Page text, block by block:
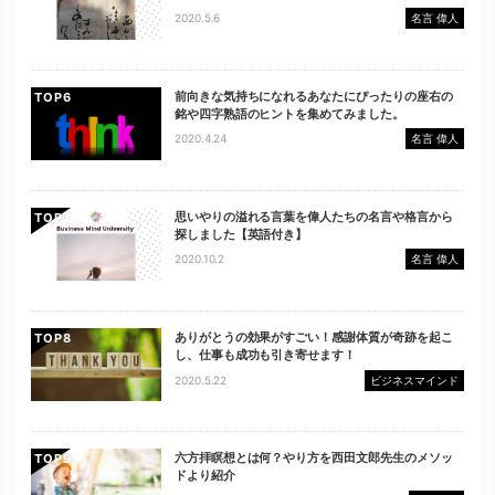
2020.5.6 名言 偉人
TOP
前向きな気持ちになれるあなたにぴったりの座右の
銘や四字熟語のヒントを集めてみました。
2020.4.24 名言 偉人
TOP
思いやりの溢れる言葉を偉人たちの名言や格言から
探しました【英語付き】
2020.10.2 名言 偉人
TOP
ありがとうの効果がすごい！感謝体質が奇跡を起こ
し、仕事も成功も引き寄せます！
2020.5.22 ビジネスマインド
TOP
六方拝瞑想とは何？やり方を西田文郎先生のメソッ
ドより紹介